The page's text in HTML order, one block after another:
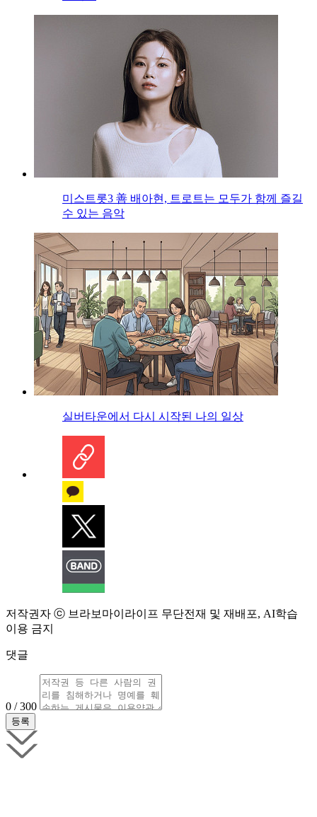
미스트롯3 善 배아현, 트로트는 모두가 함께 즐길
수 있는 음악
실버타운에서 다시 시작된 나의 일상
저작권자 ⓒ 브라보마이라이프 무단전재 및 재배포, AI학습
이용 금지
댓글
0 / 300